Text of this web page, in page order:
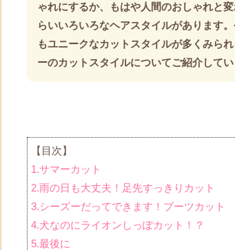
ゃれにするか、もはや人間のおしゃれと変
らいいろいろなヘアスタイルがあります
もユニークなカットスタイルが多くみら
ーのカットスタイルについてご紹介してい
【目次】
1.サマーカット
2.雨の日も大丈夫！足先すっきりカット
3.シーズーだってできます！ブーツカット
4.犬なのにライオンしっぽカット！？
5.最後に